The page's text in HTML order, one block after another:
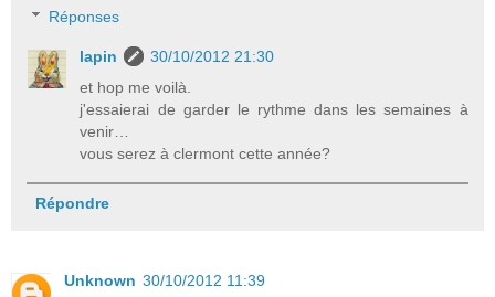
Réponses
lapin
30/10/2012 21:30
et hop me voilà.
j'essaierai de garder le rythme dans les semaines à
venir…
vous serez à clermont cette année?
Répondre
Unknown 30/10/2012 11:39